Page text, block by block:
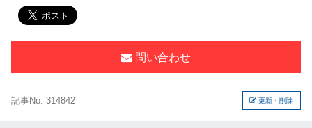
問い合わせ
記事No. 314842 更新・削除